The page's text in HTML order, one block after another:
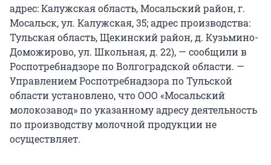
адрес: Калужская область, Мосальский район, г.
Мосальск, ул. Калужская, 35; адрес производства:
Тульская область, Щекинский район, д. Кузьмино-
Доможирово, ул. Школьная, д. 22), — сообщили в
Роспотребнадзоре по Волгоградской области. —
Управлением Роспотребнадзора по Тульской
области установлено, что ООО «Мосальский
молокозавод» по указанному адресу деятельность
по производству молочной продукции не
осуществляет.